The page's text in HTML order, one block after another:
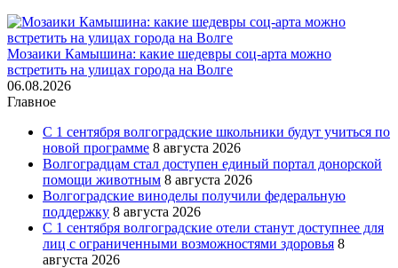
Мозаики Камышина: какие шедевры соц-арта можно
встретить на улицах города на Волге
06.08.2026
Главное
С 1 сентября волгоградские школьники будут учиться по
новой программе 8 августа 2026
Волгоградцам стал доступен единый портал донорской
помощи животным 8 августа 2026
Волгоградские виноделы получили федеральную
поддержку 8 августа 2026
С 1 сентября волгоградские отели станут доступнее для
лиц с ограниченными возможностями здоровья 8
августа 2026